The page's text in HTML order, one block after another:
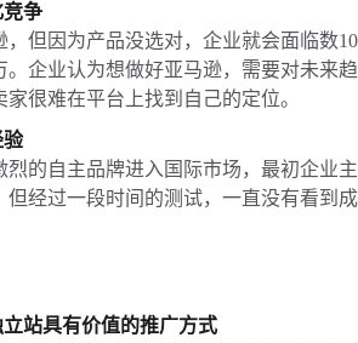
争
，但因为产品没选对，企业就会面临数
。企业认为想做好亚马逊，需要对未来
很难在平台上找到自己的定位。
验
烈的自主品牌进入国际市场，最初企业
但经过一段时间的测试，一直没有看到
站具有价值的推广方式